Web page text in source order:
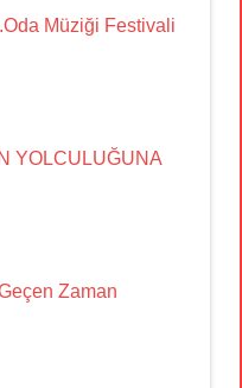
Müziği Festivali
YOLCULUĞUNA
Zaman